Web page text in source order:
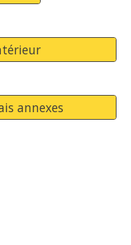
annexes